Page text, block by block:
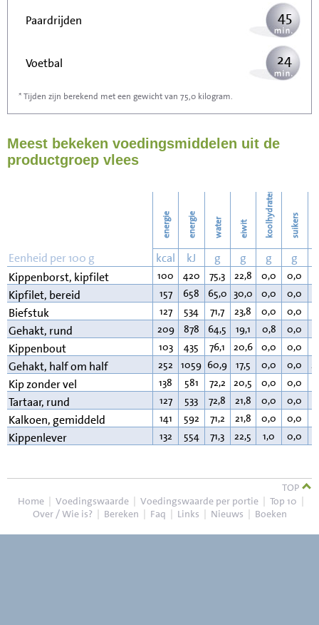
Paardrijden 45
Voetbal 24
Stofzuigen
Strijken 79
91
* Tijden zijn berekend met een gewicht van 75,0 kilogram.
Meest bekeken voedingsmiddelen uit de
productgroep vlees
energie energie water eiwit koolhydraten suikers
Eenheid per 100 g kcal kJ g g g g
Kippenborst, kipfilet
100 420 75,3 22,8 0,0 0,0
Kipfilet, bereid 157 658 65,0 30,0 0,0 0,0
Biefstuk 127 534 71,7 23,8 0,0 0,0
Gehakt, rund 209 878 64,5 19,1 0,8 0,0
Kippenbout 103 435 76,1 20,6 0,0 0,0
Gehakt, half om half 252 1059 60,9 17,5 0,0 0,0
Kip zonder vel 138 581 72,2 20,5 0,0 0,0
Tartaar, rund 127 533 72,8 21,8 0,0 0,0
Kalkoen, gemiddeld 141 592 71,2 21,8 0,0 0,0
Kippenlever 132 554 71,3 22,5 1,0 0,0
TOP
Home | Voedingswaarde | Voedingswaarde per portie | Top 10 |
Over / Wie is? | Bereken | Faq | Links | Nieuws | Boeken